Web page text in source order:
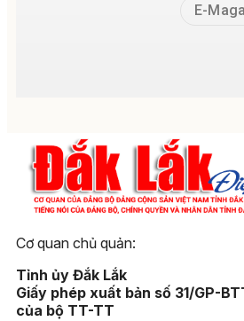
E-
Cơ quan chủ quản:
Tỉnh ủy Đắk Lắk
Giấy phép xuất bản số 31/GP-
của bộ TT-TT